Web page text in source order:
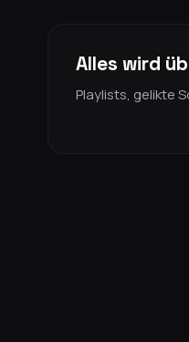
Alles wird
Playlists, gelikte